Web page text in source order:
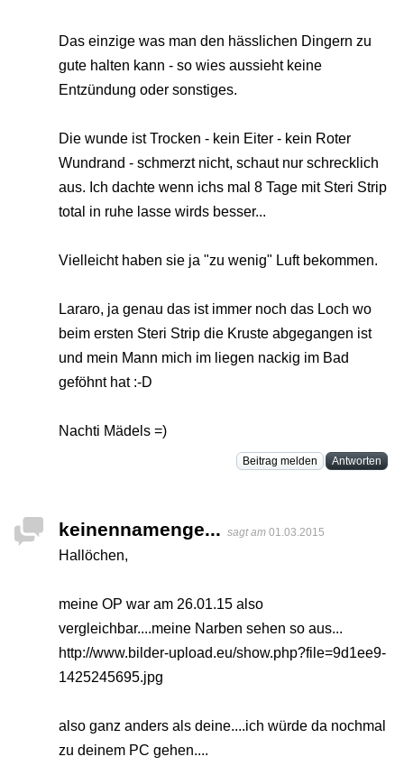
Das einzige was man den hässlichen Dingern zu
gute halten kann - so wies aussieht keine
Entzündung oder sonstiges.
Die wunde ist Trocken - kein Eiter - kein Roter
Wundrand - schmerzt nicht, schaut nur schrecklich
aus. Ich dachte wenn ichs mal 8 Tage mit Steri Strip
total in ruhe lasse wirds besser...
Vielleicht haben sie ja "zu wenig" Luft bekommen.
Lararo, ja genau das ist immer noch das Loch wo
beim ersten Steri Strip die Kruste abgegangen ist
und mein Mann mich im liegen nackig im Bad
geföhnt hat :-D
Nachti Mädels =)
Beitrag melden Antworten
keinennamenge... sagt am 01.03.2015
Hallöchen,
meine OP war am 26.01.15 also
vergleichbar....meine Narben sehen so aus...
http://www.bilder-upload.eu/show.php?file=9d1ee9-
1425245695.jpg
also ganz anders als deine....ich würde da nochmal
zu deinem PC gehen....